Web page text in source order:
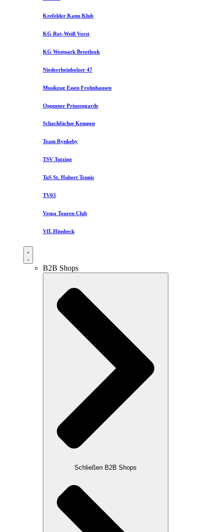
Krefelder Kanu Klub
KG Rot-Weiß Vorst
KG Westpark Breetlook
Niederrheinbolzer 47
Musikzug Essen Frohnhausen
Oppumer Prinzengarde
Schachfüchse Kempen
Team Rynkeby
TSV Tutzing
TuS St. Hubert Tennis
TV03
Vespa Touren Club
VfL Hinsbeck
B2B Shops
Schließen B2B Shops